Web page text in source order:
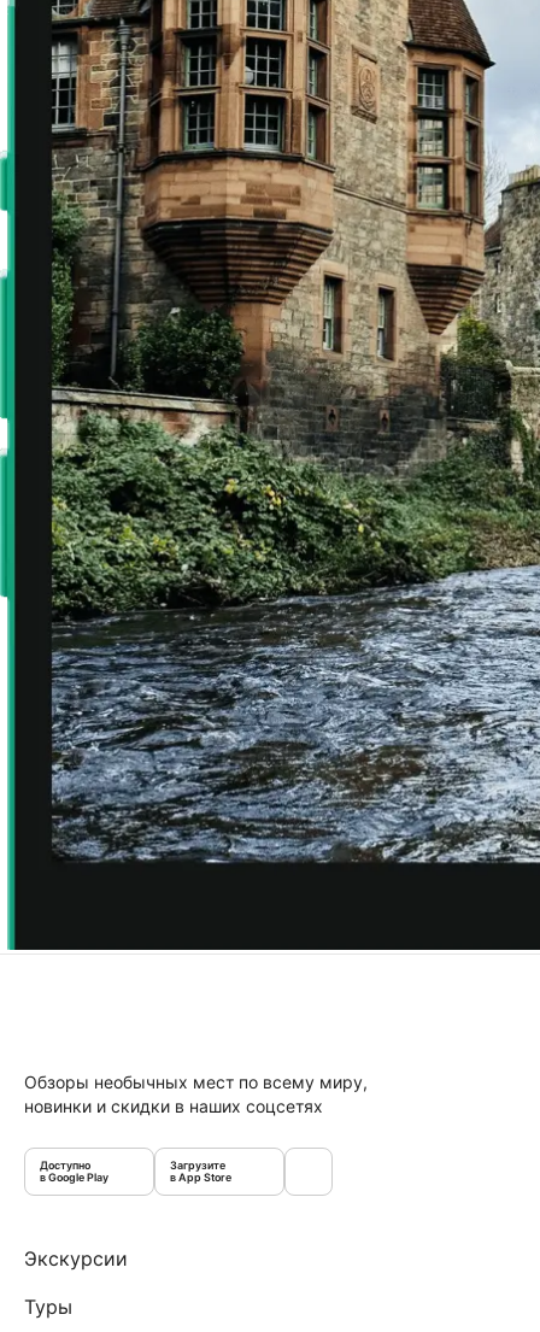
Обзоры необычных мест по всему миру,
новинки и скидки в наших соцсетях
Доступно
в Google Play
Загрузите
в App Store
Экскурсии
Туры